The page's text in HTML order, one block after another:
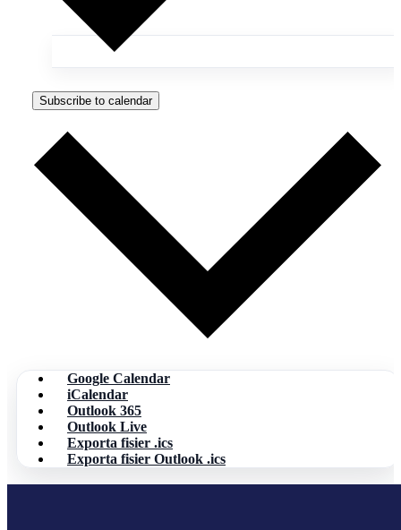
Subscribe to calendar
Google Calendar
iCalendar
Outlook 365
Outlook Live
Exporta fisier .ics
Exporta fisier Outlook .ics